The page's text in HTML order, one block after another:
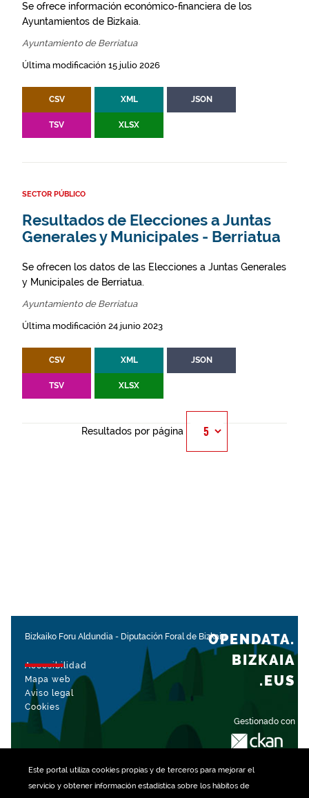
Este portal utiliza cookiespropias y de terceros para mejorar el
servicio y obtener información estadística sobre los hábitos de
Se ofrece información económico-financiera de los
Ayuntamientos de Bizkaia.
Ayuntamiento de Berriatua
Última modificación 15 julio 2026
CSV XML JSON
TSV XLSX
SECTOR PÚBLICO
Resultados de Elecciones a Juntas
Generales y Municipales - Berriatua
Se ofrecen los datos de las Elecciones a Juntas Generales
y Municipales de Berriatua.
Ayuntamiento de Berriatua
Última modificación 24 junio 2023
CSV XML JSON
TSV XLSX
Resultados por página
Bizkaiko Foru Aldundia - Diputación Foral de Bizkaia
Accesibilidad
Mapa web
Aviso legal
Cookies
Gestionado con
OPENDATA.
BIZKAIA
.EUS